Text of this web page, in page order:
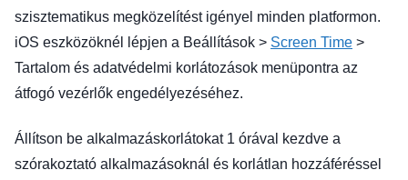
szisztematikus megközelítést igényel minden platformon.
iOS eszközöknél lépjen a Beállítások > Screen Time >
Tartalom és adatvédelmi korlátozások menüpontra az
átfogó vezérlők engedélyezéséhez.
Állítson be alkalmazáskorlátokat 1 órával kezdve a
szórakoztató alkalmazásoknál és korlátlan hozzáféréssel